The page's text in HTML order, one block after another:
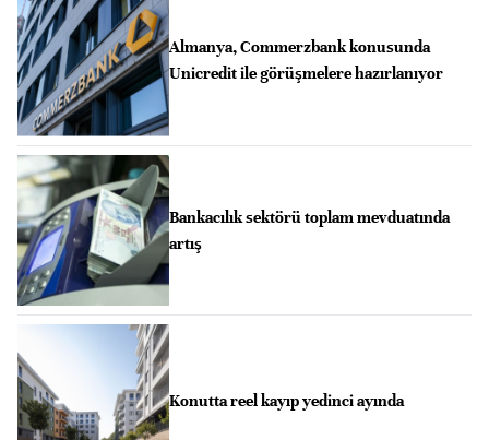
Almanya, Commerzbank konusunda
Unicredit ile görüşmelere hazırlanıyor
Bankacılık sektörü toplam mevduatında
artış
Konutta reel kayıp yedinci ayında